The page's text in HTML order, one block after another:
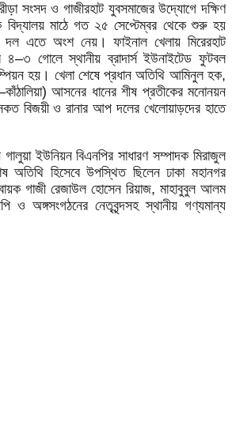
সংসদ ও গাজীরহাট যুবসমাজের উদ্যোগে দক্ষিণ
বিদ্যালয় মাঠে গত ২৫ সেপ্টেম্বর থেকে শুরু হয়
দল এতে অংশ নেয়। ফাইনাল খেলায় মিরেরহাট
৪–৩ গোলে স্থানীয় ব্রাদার্স ইউনাইটেড ফুটবল
হয়। খেলা শেষে প্রধান অতিথি আমিনুল হক,
আসনের ধানের শীষ প্রতীকের মনোনয়ন
বিজয়ী ও রানার আপ দলের খেলোয়াড়দের হাতে
ইউনিয়ন বিএনপির সাধারণ সম্পাদক মিরাজুল
অতিথি হিসেবে উপস্থিত ছিলেন ঢাকা মহানগর
গাজী রেজাউল হোসেন রিয়াজ, মাহাবুবুল আলম
ও অঙ্গসংগঠনের নেতৃবৃন্দসহ স্থানীয় গণ্যমান্য